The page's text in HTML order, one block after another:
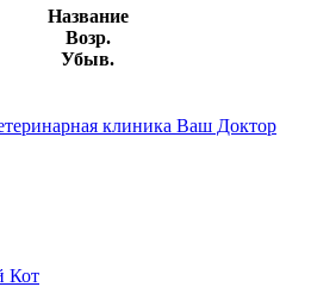
Название
Возр.
Убыв.
клиника Ваш Доктор
Кот